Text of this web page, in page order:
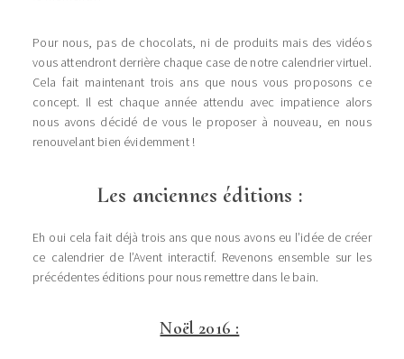
Pour nous, pas de chocolats, ni de produits mais des vidéos
vous attendront derrière chaque case de notre calendrier virtuel.
Cela fait maintenant trois ans que nous vous proposons ce
concept. Il est chaque année attendu avec impatience alors
nous avons décidé de vous le proposer à nouveau, en nous
renouvelant bien évidemment !
Les anciennes éditions :
Eh oui cela fait déjà trois ans que nous avons eu l’idée de créer
ce calendrier de l’Avent interactif. Revenons ensemble sur les
précédentes éditions pour nous remettre dans le bain.
Noël 2016 :